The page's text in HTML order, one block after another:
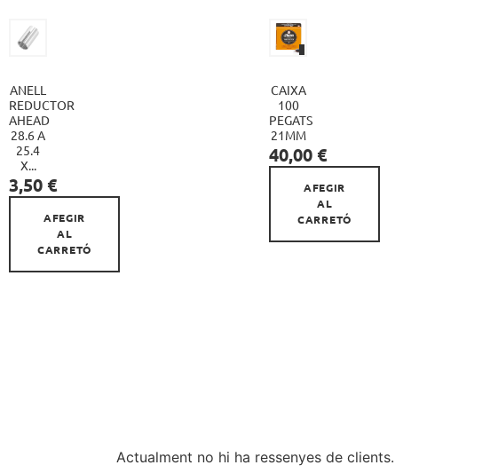
ANELL
REDUCTOR
AHEAD
28.6 A
25.4
X...
Preu
3,50 €
AFEGIR
AL
CARRETÓ
CAIXA
100
PEGATS
21MM
Preu
40,00 €
AFEGIR
AL
CARRETÓ
Actualment no hi ha ressenyes de clients.